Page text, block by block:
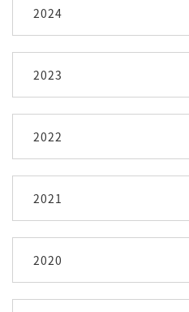
2024
2023
2022
2021
2020